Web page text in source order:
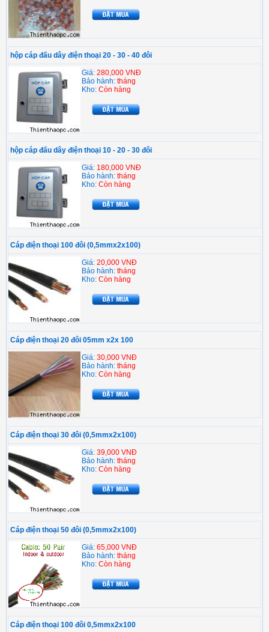
hộp cáp đấu dây điện thoại 20 - 30 - 40 đôi
Giá: 280,000 VNĐ
Bảo hành: tháng
Kho: Còn hàng
hộp cáp đấu dây điện thoại 10 - 20 - 30 đôi
Giá: 180,000 VNĐ
Bảo hành: tháng
Kho: Còn hàng
Cáp điện thoại 100 đôi (0,5mmx2x100)
Giá: 20,000 VNĐ
Bảo hành: tháng
Kho: Còn hàng
Cáp điện thoại 20 đôi 05mm x2x 100
Giá: 30,000 VNĐ
Bảo hành: tháng
Kho: Còn hàng
Cáp điện thoại 30 đôi (0,5mmx2x100)
Giá: 39,000 VNĐ
Bảo hành: tháng
Kho: Còn hàng
Cáp điện thoại 50 đôi (0,5mmx2x100)
Giá: 65,000 VNĐ
Bảo hành: tháng
Kho: Còn hàng
Cáp điện thoại 100 đôi 0,5mmx2x100